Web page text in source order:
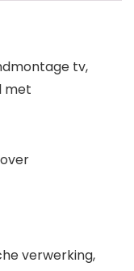
tv,
met
verwerking,